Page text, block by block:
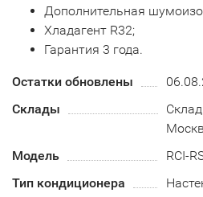
Дополнительная
Хладагент R32;
Гарантия 3 года.
Остатки обновлены
Склады
Модель
RCI-
Тип кондиционера